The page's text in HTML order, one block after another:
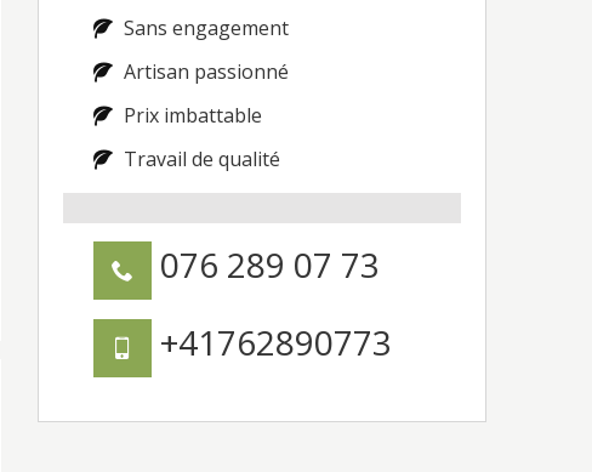
Sans engagement
Artisan passionné
Prix imbattable
Travail de qualité
076 289 07 73
+41762890773